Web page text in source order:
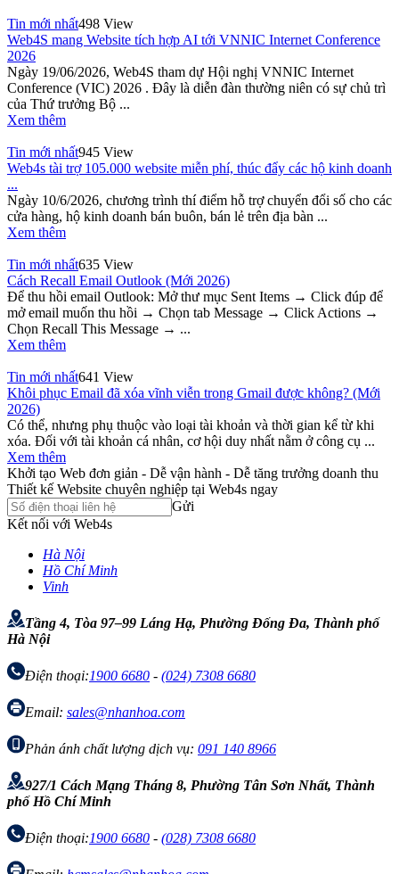
Tin mới nhất498 View
Web4S mang Website tích hợp AI tới VNNIC Internet Conference
2026
Ngày 19/06/2026, Web4S tham dự Hội nghị VNNIC Internet
Conference (VIC) 2026 . Đây là diễn đàn thường niên có sự chủ trì
của Thứ trưởng Bộ ...
Xem thêm
Tin mới nhất945 View
Web4s tài trợ 105.000 website miễn phí, thúc đẩy các hộ kinh doanh
...
Ngày 10/6/2026, chương trình thí điểm hỗ trợ chuyển đổi số cho các
cửa hàng, hộ kinh doanh bán buôn, bán lẻ trên địa bàn ...
Xem thêm
Tin mới nhất635 View
Cách Recall Email Outlook (Mới 2026)
Để thu hồi email Outlook: Mở thư mục Sent Items → Click đúp để
mở email muốn thu hồi → Chọn tab Message → Click Actions →
Chọn Recall This Message → ...
Xem thêm
Tin mới nhất641 View
Khôi phục Email đã xóa vĩnh viễn trong Gmail được không? (Mới
2026)
Có thể, nhưng phụ thuộc vào loại tài khoản và thời gian kể từ khi
xóa. Đối với tài khoản cá nhân, cơ hội duy nhất nằm ở công cụ ...
Xem thêm
Khởi tạo Web đơn giản - Dễ vận hành - Dễ tăng trưởng doanh thu
Thiết kế Website chuyên nghiệp tại Web4s ngay
Gửi
Kết nối với Web4s
Hà Nội
Hồ Chí Minh
Vinh
Tầng 4, Tòa 97–99 Láng Hạ, Phường Đống Đa, Thành phố
Hà Nội
Điện thoại:1900 6680 - (024) 7308 6680
Email: sales@nhanhoa.com
Phản ánh chất lượng dịch vụ: 091 140 8966
927/1 Cách Mạng Tháng 8, Phường Tân Sơn Nhất, Thành
phố Hồ Chí Minh
Điện thoại:1900 6680 - (028) 7308 6680